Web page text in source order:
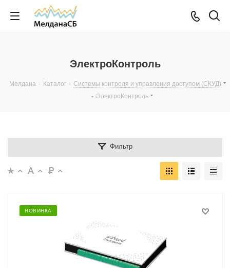
ЭлектроКонтроль
Мелдана - Каталог - Системы контроля и управления доступом (СКУД)
- ЭлектроКонтроль
Фильтр
НОВИНКА